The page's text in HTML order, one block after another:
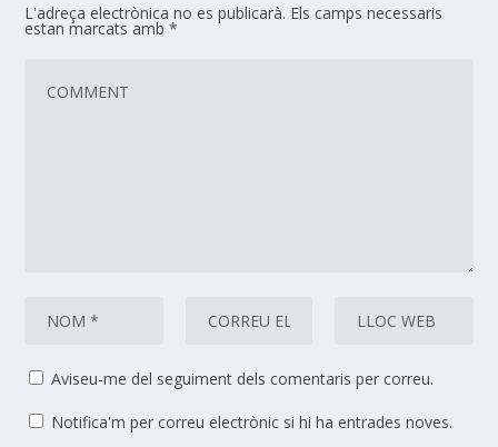
L'adreça electrònica no es publicarà. Els camps necessaris
estan marcats amb*
Aviseu-me del seguiment dels comentaris per correu.
Notifica'm per correu electrònic si hi ha entrades noves.